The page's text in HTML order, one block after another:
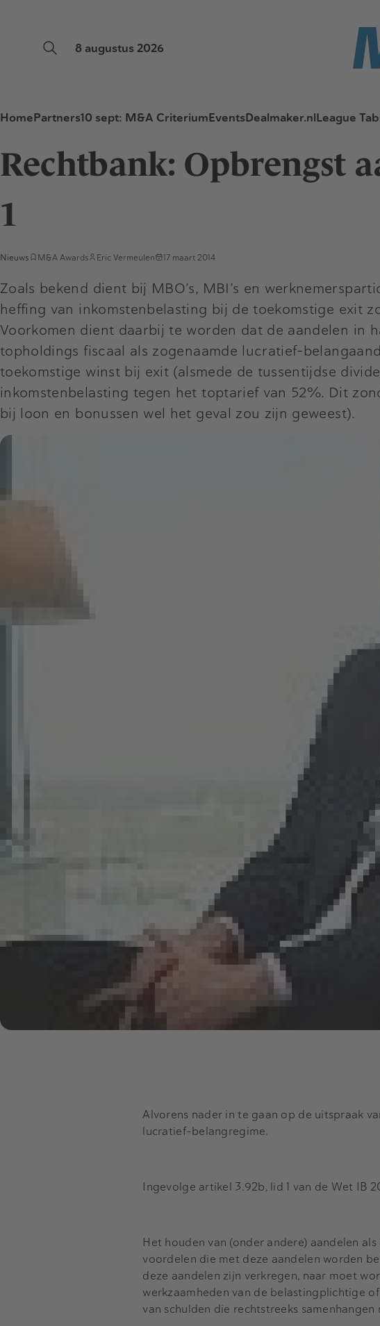
8 augustus 2026
HomePartners10 sept: M&A CriteriumEventsDealmaker.nlLeague
Rechtbank: Opbrengst
1
Nieuws M&A Awards Eric Vermeulen 17 maart 2014
Zoals bekend dient bij MBO’s, MBI’s en
heffing van inkomstenbelasting bij de toekomstige exit
Voorkomen dient daarbij te worden dat de aandelen in
topholdings fiscaal als zogenaamde lucratief-
toekomstige winst bij exit (alsmede de tussentijdse
inkomstenbelasting tegen het toptarief van 52%. Dit
bij loon en bonussen wel het geval zou zijn geweest).
Alvorens nader in te gaan op de uitspraak
lucratief-belangregime.
Ingevolge artikel 3.92b, lid 1 van de Wet IB
Het houden van (onder andere) aandelen
voordelen die met deze aandelen worden
deze aandelen zijn verkregen, naar moet
werkzaamheden van de belastingplichtige
van schulden die rechtstreeks